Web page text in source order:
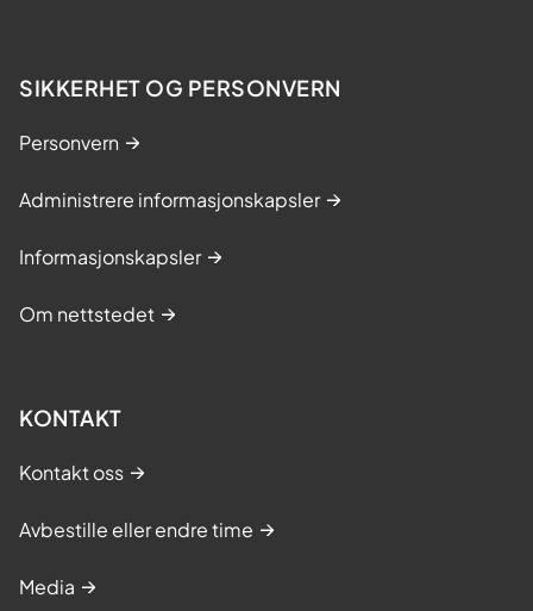
SIKKERHET OG PERSONVERN
Personvern
Administrere informasjonskapsler
Informasjonskapsler
Om nettstedet
KONTAKT
Kontakt oss
Avbestille eller endre time
Media